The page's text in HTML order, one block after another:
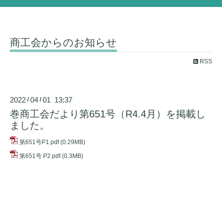
商工会からのお知らせ
RSS
2022 /04 /01 13:37
巻商工会だより第651号（R4.4月）を掲載し
ました。
第651号P1.pdf (0.29MB)
第651号 P2.pdf (0.3MB)